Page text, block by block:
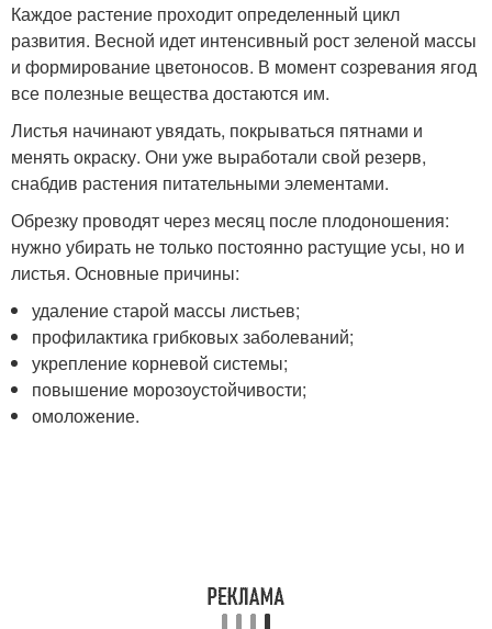
Каждое растение проходит определенный цикл
развития. Весной идет интенсивный рост зеленой массы
и формирование цветоносов. В момент созревания ягод
все полезные вещества достаются им.
Листья начинают увядать, покрываться пятнами и
менять окраску. Они уже выработали свой резерв,
снабдив растения питательными элементами.
Обрезку проводят через месяц после плодоношения:
нужно убирать не только постоянно растущие усы, но и
листья. Основные причины:
удаление старой массы листьев;
профилактика грибковых заболеваний;
укрепление корневой системы;
повышение морозоустойчивости;
омоложение.